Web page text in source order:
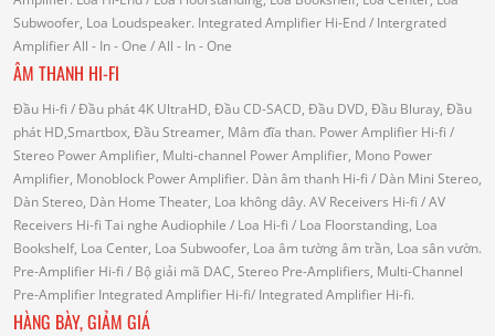
Subwoofer, Loa Loudspeaker. Integrated Amplifier Hi-End/ Intergrated
AmplifierAll - In - One / All - In - One
ÂM THANH HI-FI
Đầu Hi-fi / Đầu phát 4K UltraHD, Đầu CD-SACD, Đầu DVD, Đầu Bluray, Đầu
phát HD,Smartbox, Đầu Streamer, Mâm đĩa than. Power Amplifier Hi-fi /
Stereo Power Amplifier, Multi-channel Power Amplifier, Mono Power
Amplifier, Monoblock Power Amplifier. Dàn âm thanh Hi-fi / Dàn Mini Stereo,
Dàn Stereo, Dàn Home Theater, Loa không dây. AV Receivers Hi-fi / AV
Receivers Hi-fi Tai nghe Audiophile / Loa Hi-fi / Loa Floorstanding, Loa
Bookshelf, Loa Center, Loa Subwoofer, Loa âm tường âm trần, Loa sân vườn.
Pre-Amplifier Hi-fi / Bộ giải mã DAC, Stereo Pre-Amplifiers, Multi-Channel
Pre-Amplifier Integrated Amplifier Hi-fi/ Integrated Amplifier Hi-fi.
HÀNG BÀY, GIẢM GIÁ